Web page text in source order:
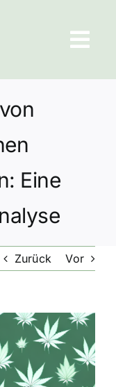
Eine
Zurück Vor